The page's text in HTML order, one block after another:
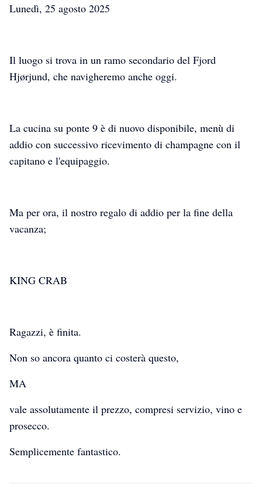
Lunedì, 25 agosto 2025
Il luogo si trova in un ramo secondario del Fjord
Hjørjund, che navigheremo anche oggi.
La cucina su ponte 9 è di nuovo disponibile, menù di
addio con successivo ricevimento di champagne con il
capitano e l'equipaggio.
Ma per ora, il nostro regalo di addio per la fine della
vacanza;
KING CRAB
Ragazzi, è finita.
Non so ancora quanto ci costerà questo,
MA
vale assolutamente il prezzo, compresi servizio, vino e
prosecco.
Semplicemente fantastico.